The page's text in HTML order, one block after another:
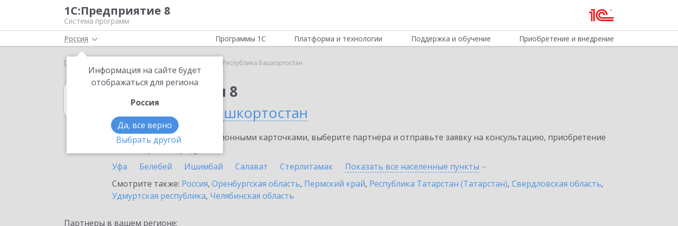
1С:Предприятие 8
Система программ
Россия
Информация на сайте будет
отображаться для региона
Россия
Да, все верно
Выбрать другой
Программы 1С Платформа и технологии Поддержка и обучение Приобретение и внедрение
Главная Республика Башкортостан
1С:Бухгалтерия 8
в Республике Башкортостан
Ознакомьтесь с информационными карточками, выберите партнёра и отправьте заявку на консультацию, приобретение
Уфа
Белебей Ишимбай Салават Стерлитамак Показать все населенные пункты
Смотрите также: Россия, Оренбургская область, Пермский край, Республика Татарстан (Татарстан), Свердловская область,
Удмуртская республика, Челябинская область
Партнеры в вашем регионе: